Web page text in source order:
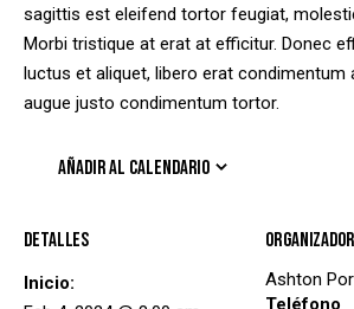
sagittis est eleifend tortor feugiat,
Morbi tristique at erat at efficitur. Donec
luctus et aliquet, libero erat condimentum
augue justo condimentum tortor.
AÑADIR AL CALENDARIO
Detalles
Inicio:
Organizador
Ashton
Teléfono